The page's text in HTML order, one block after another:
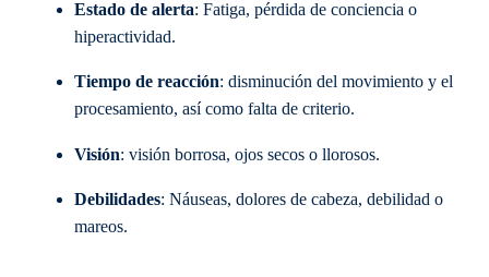
Estado de alerta: Fatiga, pérdida de conciencia o
hiperactividad.
Tiempo de reacción: disminución del movimiento y el
procesamiento, así como falta de criterio.
Visión: visión borrosa, ojos secos o llorosos.
Debilidades: Náuseas, dolores de cabeza, debilidad o
mareos.